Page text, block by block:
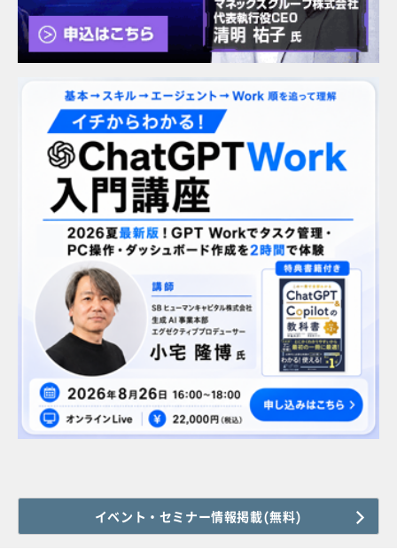
イベント・セミナー情報掲載(無料)